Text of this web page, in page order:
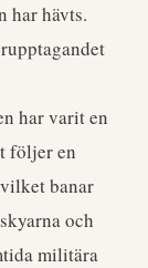
har hävts.
har varit en
följer en
banar
och
militära